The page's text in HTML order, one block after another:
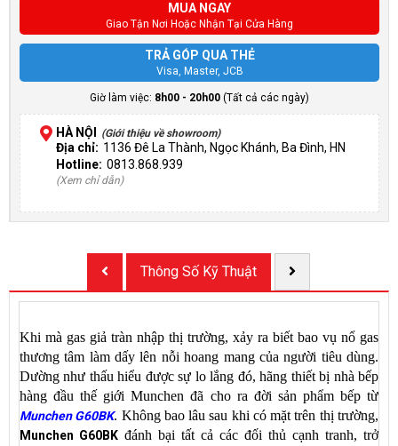
MUA NGAY
Giao Tận Nơi Hoặc Nhận Tại Cửa Hàng
TRẢ GÓP QUA THẺ
Visa, Master, JCB
Giờ làm việc: 8h00 - 20h00 (Tất cả các ngày)
HÀ NỘI (Giới thiệu về showroom)
Địa chỉ: 1136 Đê La Thành, Ngọc Khánh, Ba Đình, HN
Hotline: 0813.868.939
(Xem chỉ dẫn)
Thông Số Kỹ Thuật
Khi mà gas giả tràn nhập thị trường, xảy ra biết bao vụ nổ gas
thương tâm làm dấy lên nỗi hoang mang của người tiêu dùng.
Dường như thấu hiểu được sự lo lắng đó, hãng thiết bị nhà bếp
hàng đầu thế giới Munchen đã cho ra đời sản phẩm bếp từ
Munchen G60BK. Không bao lâu sau khi có mặt trên thị trường,
Munchen G60BK đánh bại tất cả các đối thủ cạnh tranh, trở